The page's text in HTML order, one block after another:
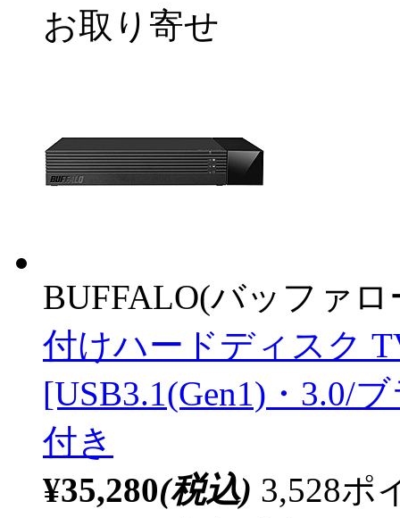
お取り寄せ
BUFFALO(バッファロ
付けハードディスク
[USB3.1(Gen1)・3.0/
付き
¥35,280(税込) 3,528ポ